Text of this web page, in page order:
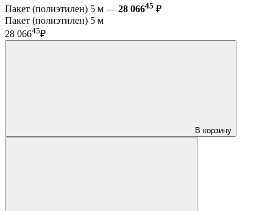
Пакет (полиэтилен) 5 м — 28 06645 ₽
Пакет (полиэтилен) 5 м
28 06645₽
В корзину